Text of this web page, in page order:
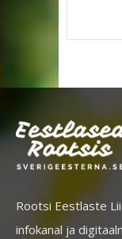
Rootsi Eestlaste
infokanal ja